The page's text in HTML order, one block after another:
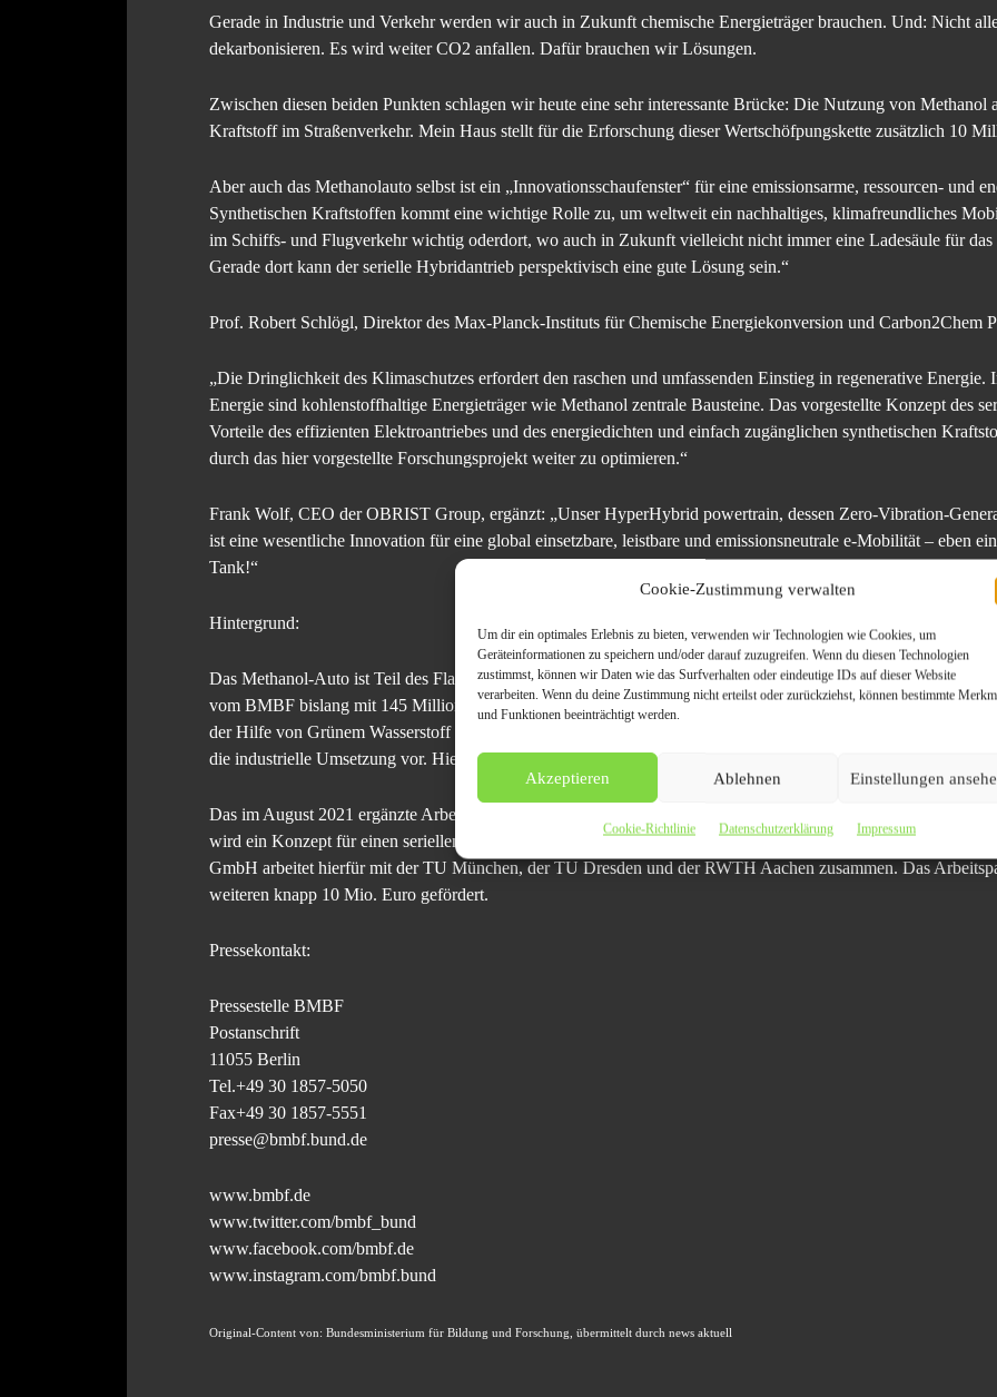
Cookie-Zustimmung verwalten
Um dir ein optimales Erlebnis zu bieten, verwenden wir Technologien wie Cookies, um
Geräteinformationen zu speichern und/oder darauf zuzugreifen. Wenn du diesen Technologien
zustimmst, können wir Daten wie das Surfverhalten oder eindeutige IDs auf dieser Website
verarbeiten. Wenn du deine Zustimmung nicht erteilst oder zurückziehst, können bestimmte
und Funktionen beeinträchtigt werden.
Akzeptieren Ablehnen Einstellungen
Cookie-Richtlinie Datenschutzerklärung Impressum
Gerade in Industrie und Verkehr werden wir auch in Zukunft chemische Energieträger brauchen. Und: Nicht
dekarbonisieren. Es wird weiter CO2 anfallen. Dafür brauchen wir Lösungen.
Zwischen diesen beiden Punkten schlagen wir heute eine sehr interessante Brücke: Die Nutzung von Methanol
Kraftstoff im Straßenverkehr. Mein Haus stellt für die Erforschung dieser Wertschöfpungskette zusätzlich 10
Aber auch das Methanolauto selbst ist ein „Innovationsschaufenster“ für eine emissionsarme, ressourcen- und
Synthetischen Kraftstoffen kommt eine wichtige Rolle zu, um weltweit ein nachhaltiges, klimafreundliches
im Schiffs- und Flugverkehr wichtig oderdort, wo auch in Zukunft vielleicht nicht immer eine Ladesäule für
Gerade dort kann der serielle Hybridantrieb perspektivisch eine gute Lösung sein.“
Prof. Robert Schlögl, Direktor des Max-Planck-Instituts für Chemische Energiekonversion und Carbon2Chem
„Die Dringlichkeit des Klimaschutzes erfordert den raschen und umfassenden Einstieg in regenerative
Energie sind kohlenstoffhaltige Energieträger wie Methanol zentrale Bausteine. Das vorgestellte Konzept des
Vorteile des effizienten Elektroantriebes und des energiedichten und einfach zugänglichen synthetischen
durch das hier vorgestellte Forschungsprojekt weiter zu optimieren.“
Frank Wolf, CEO der OBRIST Group, ergänzt: „Unser HyperHybrid powertrain, dessen Zero-Vibration-
ist eine wesentliche Innovation für eine global einsetzbare, leistbare und emissionsneutrale e-Mobilität – eben
Tank!“
Hintergrund:
Das Methanol-Auto ist Teil des Flaggschiffprojekts Carbon2Chem , das die Reduzierung von CO2-Emmission
vom BMBF bislang mit 145 Millionen Euro gefördert wurde. Das 2016 gestartete Vorhaben wandelt die CO2-
der Hilfe von Grünem Wasserstoff in Basischemikalien und synthetische Kraftstoffe um. Seit 2020 bereitet
die industrielle Umsetzung vor. Hierzu gehört der Aufbau von Wertschöpfungsketten für die erzeugten Produkte.
Das im August 2021 ergänzte Arbeitspaket zum Methanol-Auto fokussiert auf die Verwertung des
wird ein Konzept für einen seriellen Hybrid-Antrieb u. a. für Automobile weiterentwickelt, optimiert und als
GmbH arbeitet hierfür mit der TU München, der TU Dresden und der RWTH Aachen zusammen. Das
weiteren knapp 10 Mio. Euro gefördert.
Pressekontakt:
Pressestelle BMBF
Postanschrift
11055 Berlin
Tel.+49 30 1857-5050
Fax+49 30 1857-5551
presse@bmbf.bund.de
www.bmbf.de
www.twitter.com/bmbf_bund
www.facebook.com/bmbf.de
www.instagram.com/bmbf.bund
Original-Content von: Bundesministerium für Bildung und Forschung, übermittelt durch news aktuell